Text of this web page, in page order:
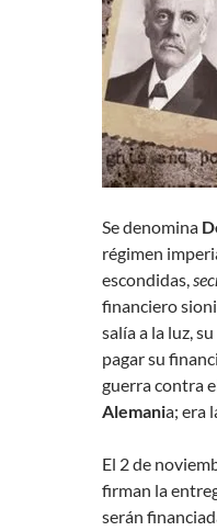
Se denomina
régimen
escondidas,
financiero
salía a la luz,
pagar su
guerra contra
Alemania; era
El 2 de
firman la
serán